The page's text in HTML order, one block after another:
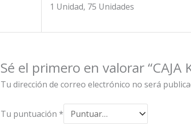
1 Unidad, 75 Unidades
Sé el primero en valorar “CAJA
Tu dirección de correo electrónico no será
Tu puntuación *